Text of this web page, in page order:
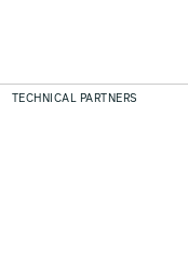
TECHNICAL PARTNERS